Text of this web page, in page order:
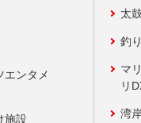
エンタメ
施設
太
釣
マ
リ
湾